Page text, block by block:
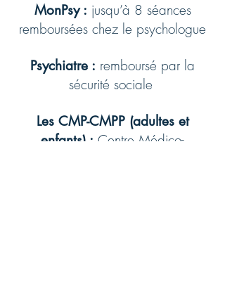
MonPsy : jusqu’à 8 séances
remboursées chez le psychologue
Psychiatre : remboursé par la
sécurité sociale
Les CMP-CMPP (adultes et
enfants) : Centre Médico-